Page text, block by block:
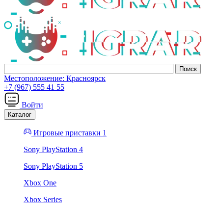
Местоположение: Красноярск
+7 (967) 555 41 55
Войти
Каталог
Игровые приставки 1
Sony PlayStation 4
Sony PlayStation 5
Xbox One
Xbox Series